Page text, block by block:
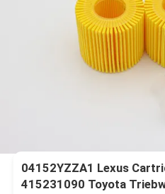
04152YZZA1 Lexus
415231090 Toyota